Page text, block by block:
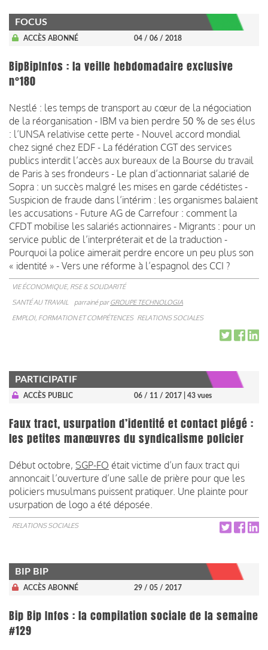
FOCUS
ACCÈS ABONNÉ 04 / 06 / 2018
BipBipInfos : la veille hebdomadaire exclusive
n°180
Nestlé : les temps de transport au cœur de la négociation
de la réorganisation - IBM va bien perdre 50 % de ses élus
: l’UNSA relativise cette perte - Nouvel accord mondial
chez signé chez EDF - La fédération CGT des services
publics interdit l’accès aux bureaux de la Bourse du travail
de Paris à ses frondeurs - Le plan d’actionnariat salarié de
Sopra : un succès malgré les mises en garde cédétistes -
Suspicion de fraude dans l’intérim : les organismes balaient
les accusations - Future AG de Carrefour : comment la
CFDT mobilise les salariés actionnaires - Migrants : pour un
service public de l’interpréterait et de la traduction -
Pourquoi la police aimerait perdre encore un peu plus son
« identité » - Vers une réforme à l’espagnol des CCI ?
VIE ÉCONOMIQUE, RSE & SOLIDARITÉ
SANTÉ AU TRAVAIL
parrainé parGROUPE TECHNOLOGIA
EMPLOI, FORMATION ET COMPÉTENCES RELATIONS SOCIALES
PARTICIPATIF
ACCÈS PUBLIC 06 / 11 / 2017 | 43 vues
Faux tract, usurpation d’identité et contact piégé :
les petites manœuvres du syndicalisme policier
Début octobre, SGP-FO était victime d’un faux tract qui
annoncait l’ouverture d’une salle de prière pour que les
policiers musulmans puissent pratiquer. Une plainte pour
usurpation de logo a été déposée.
RELATIONS SOCIALES
BIP BIP
ACCÈS ABONNÉ 29 / 05 / 2017
Bip Bip Infos : la compilation sociale de la semaine
#129